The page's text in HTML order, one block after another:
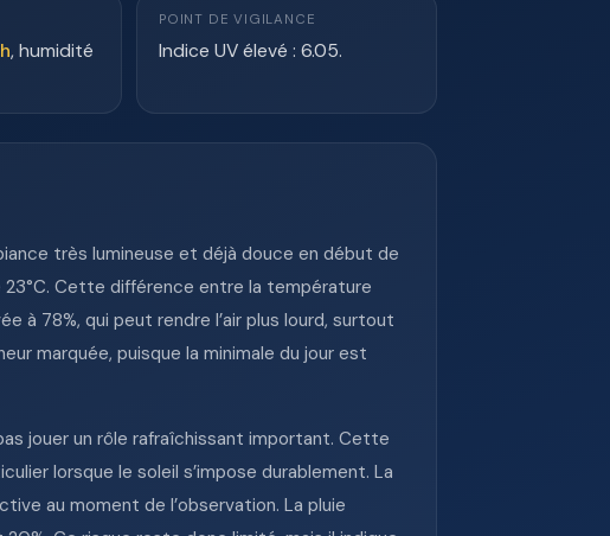
, humidité
POINT DE VIGILANCE
Indice UV élevé : 6.05.
très lumineuse et déjà douce en début de
Cette différence entre la température
à 78%, qui peut rendre l’air plus lourd, surtout
marquée, puisque la minimale du jour est
jouer un rôle rafraîchissant important. Cette
lorsque le soleil s’impose durablement. La
au moment de l’observation. La pluie